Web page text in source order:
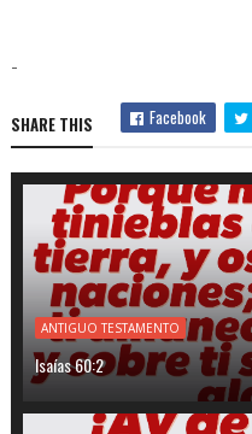
-
SHARE THIS Facebook
ANTIGUO TESTAMENTO
Isaías 60:2